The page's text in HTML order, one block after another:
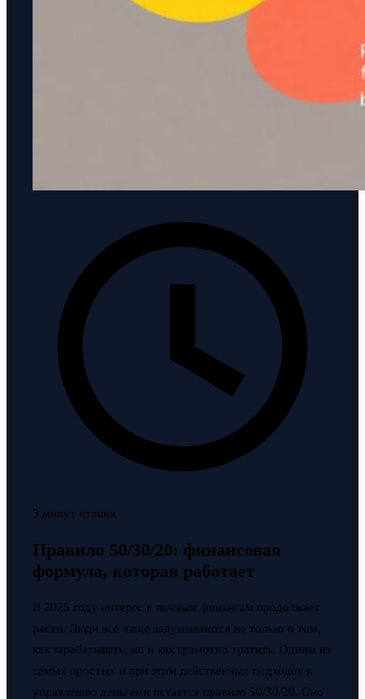
3 минут чтения
Правило 50/30/20: финансовая
формула, которая работает
В 2025 году интерес к личным финансам продолжает
расти. Люди все чаще задумываются не только о том,
как зарабатывать, но и как грамотно тратить. Одним из
самых простых и при этом действенных подходов к
управлению деньгами остается правило 50/30/20. Оно